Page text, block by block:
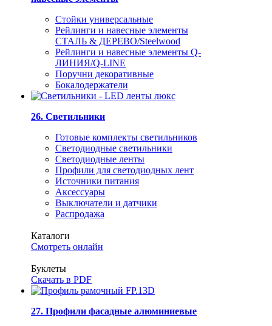
Стойки универсальные
Рейлинги и навесные элементы
СТАЛЬ & ДЕРЕВО/Steelwood
Рейлинги и навесные элементы Q-
ЛИНИЯ/Q-LINE
Поручни декоративные
Бокалодержатели
26. Светильники
Готовые комплекты светильников
Светодиодные светильники
Светодиодные ленты
Профили для светодиодных лент
Источники питания
Аксессуары
Выключатели и датчики
Распродажа
Каталоги
Смотреть онлайн
Буклеты
Скачать в PDF
27. Профили фасадные алюминиевые